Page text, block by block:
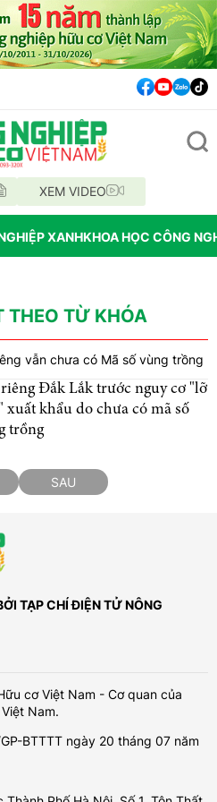
XEM VIDEO
XANHKHOA HỌC CÔNG
THEO TỪ KHÓA
vẫn chưa có Mã số vùng trồng
riêng Đắk Lắk trước nguy cơ "lỡ
xuất khẩu do chưa có mã số
trồng
SAU
TẠP CHÍ ĐIỆN TỬ NÔNG
cơ Việt Nam - Cơ quan của
Nam.
BTTTT ngày 20 tháng 07 năm